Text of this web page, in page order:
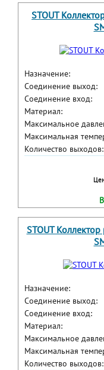
STOUT
Назначение:
Соединение выход:
Соединение вход:
Материал:
Максимальное
Максимальная
Количество выходов:
STOUT
Назначение:
Соединение выход:
Соединение вход:
Материал:
Максимальное
Максимальная
Количество выходов: